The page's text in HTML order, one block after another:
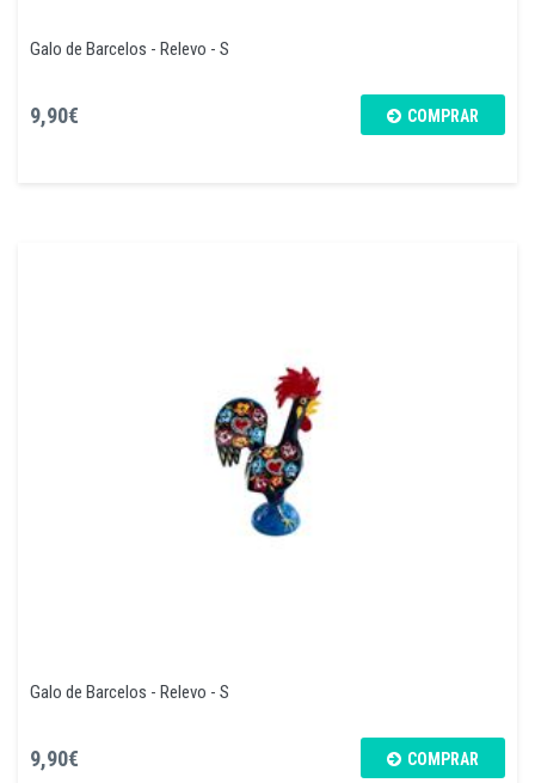
Galo de Barcelos - Relevo - S
9,90€ COMPRAR
Galo de Barcelos - Relevo - S
9,90€ COMPRAR